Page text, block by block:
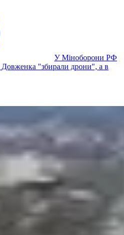
У Міноборони РФ
Довженка "збирали дрони", а в